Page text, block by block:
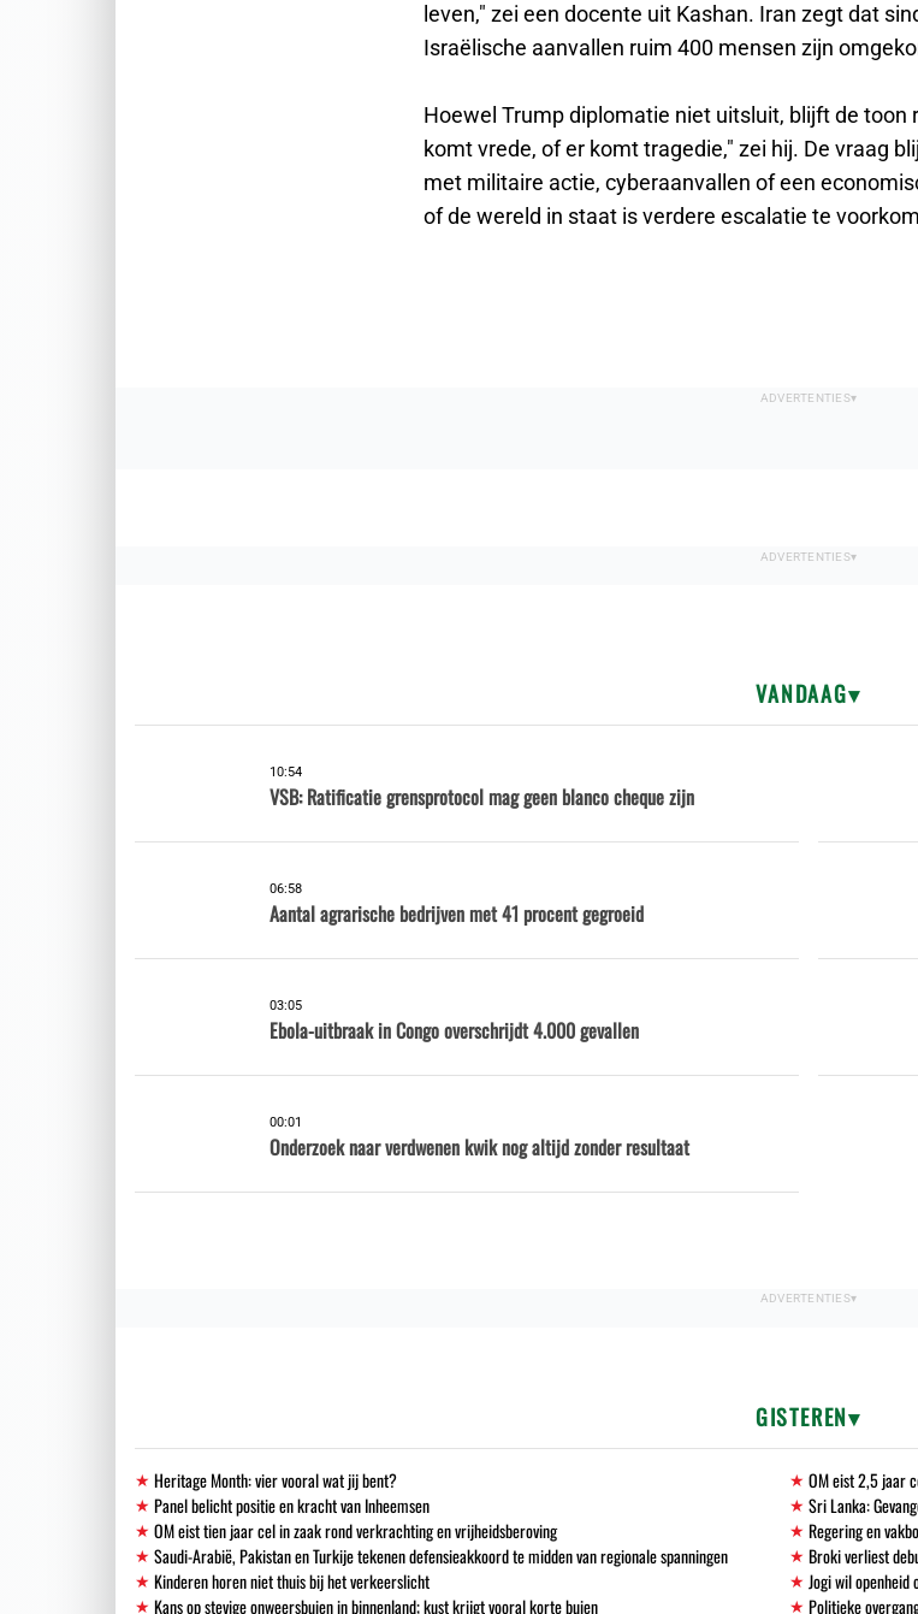
leven," zei een docente uit Kashan. Iran zegt dat
Israëlische aanvallen ruim 400 mensen zijn
Hoewel Trump diplomatie niet uitsluit, blijft de toon
komt vrede, of er komt tragedie," zei hij. De vraag
met militaire actie, cyberaanvallen of een
of de wereld in staat is verdere escalatie te
VANDAAG
10:54
VSB: Ratificatie grensprotocol mag geen blanco cheque zijn
06:58
Aantal agrarische bedrijven met 41 procent gegroeid
03:05
Ebola-uitbraak in Congo overschrijdt 4.000 gevallen
00:01
Onderzoek naar verdwenen kwik nog altijd zonder resultaat
GISTEREN
Heritage Month: vier vooral wat jij bent?
OM eist 2,5 jaar
Panel belicht positie en kracht van Inheemsen
Sri Lanka:
OM eist tien jaar cel in zaak rond verkrachting en vrijheidsberoving
Regering en
Saudi-Arabië, Pakistan en Turkije tekenen defensieakkoord te midden van regionale spanningen
Broki verliest
Kinderen horen niet thuis bij het verkeerslicht
Jogi wil openheid
Kans op stevige onweersbuien in binnenland; kust krijgt vooral korte buien
Politieke